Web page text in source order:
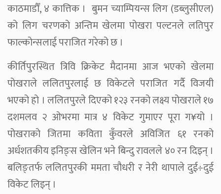
काठमाडौँ, ४ कात्तिक । बुमन च्याम्पियन्स लिग (डब्लुसीएल)
को लिग चरणको अन्तिम खेलमा पोखरा पल्टनले लतिपुर
फाल्कोन्सलाई पराजित गरेको छ ।
कीर्तिपुरस्थित त्रिवि क्रिकेट मैदानमा आज भएको खेलमा
पोखराले ललितपुरलाई छ विकेटले पराजित गर्दै विजयी
भएको हो । ललितपुरले दिएको १२३ रनको लक्ष्य पोखराले १७
दशमलव २ ओभरमा मात्र ४ विकेट गुमाएर पूरा ग¥यो ।
पोखराको जितमा कविता कुँवरले अविजित ६१ रनको
अर्धशतकीय इनिङ्स खेलिन भने बिन्दु रावलले ४० रन दिइन् ।
बलिङ्तर्फ ललितपुरकी ममता चौधरी र नेरी थापाले दुई÷दुई
विकेट लिइन् ।